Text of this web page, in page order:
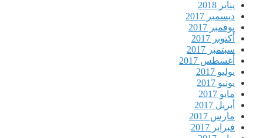
يناير 2018
ديسمبر 2017
نوفمبر 2017
أكتوبر 2017
سبتمبر 2017
أغسطس 2017
يوليو 2017
يونيو 2017
مايو 2017
أبريل 2017
مارس 2017
فبراير 2017